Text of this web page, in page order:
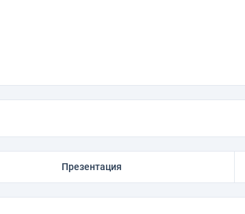
Презентация